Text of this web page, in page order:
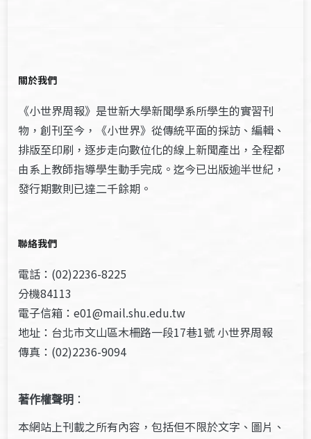
關於我們
《小世界周報》是世新大學新聞學系所學生的實習刊
物，創刊至今，《小世界》從傳統平面的採訪、編輯、
排版至印刷，逐步走向數位化的線上新聞產出，全程都
由系上教師指導學生動手完成。迄今已出版逾半世紀，
發行期數則已達二千餘期。
聯絡我們
電話：(02)2236-8225
分機84113
電子信箱：e01@mail.shu.edu.tw
地址：台北市文山區木柵路一段17巷1號 小世界周報
傳真：(02)2236-9094
著作權聲明 ：
本網站上刊載之所有內容，包括但不限於文字、圖片、